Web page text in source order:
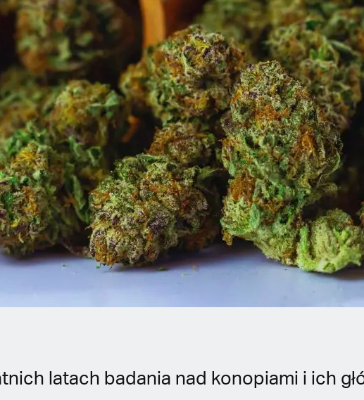
latach badania nad konopiami i ich